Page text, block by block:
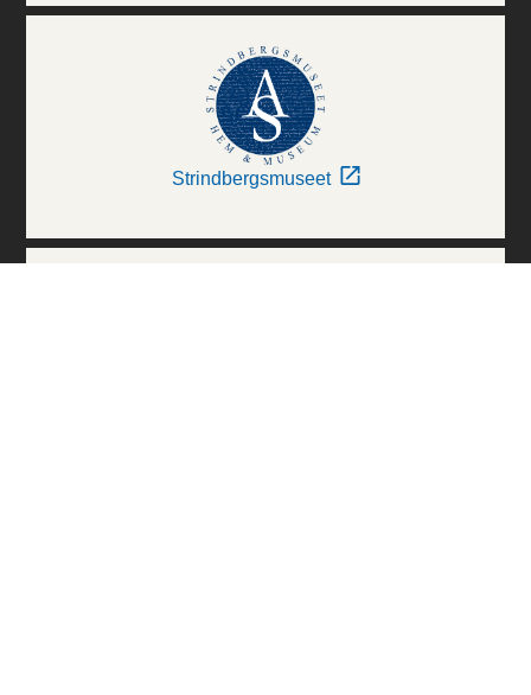
Strindbergsmuseet